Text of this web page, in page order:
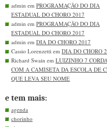
admin em PROGRAMAÇÃO DO DIA
ESTADUAL DO CHORO 2017
admin em PROGRAMAÇÃO DO DIA
ESTADUAL DO CHORO 2017
admin em DIA DO CHORO 2017
Cassio Lorenzetti em DIA DO CHORO
Richard Swain em LUIZINHO 7
COM A CAMISETA DA ESCOLA DE
QUE LEVA SEU NOME
e tem mais:
agenda
chorinho